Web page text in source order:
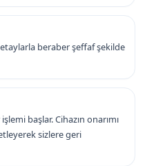
beraber şeffaf şekilde
başlar. Cihazın onarımı
sizlere geri